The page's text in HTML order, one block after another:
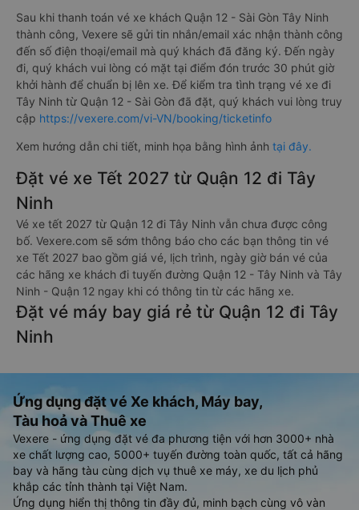
Sau khi thanh toán vé xe khách Quận 12 - Sài Gòn Tây Ninh
thành công, Vexere sẽ gửi tin nhắn/email xác nhận thành công
đến số điện thoại/email mà quý khách đã đăng ký. Đến ngày
đi, quý khách vui lòng có mặt tại điểm đón trước 30 phút giờ
khởi hành để chuẩn bị lên xe. Để kiểm tra tình trạng vé xe đi
Tây Ninh từ Quận 12 - Sài Gòn đã đặt, quý khách vui lòng truy
cập https://vexere.com/vi-VN/booking/ticketinfo
Xem hướng dẫn chi tiết, minh họa bằng hình ảnh tại đây.
Đặt vé xe Tết 2027 từ Quận 12 đi Tây
Ninh
Vé xe tết 2027 từ Quận 12 đi Tây Ninh vẫn chưa được công
bố. Vexere.com sẽ sớm thông báo cho các bạn thông tin vé
xe Tết 2027 bao gồm giá vé, lịch trình, ngày giờ bán vé của
các hãng xe khách đi tuyến đường Quận 12 - Tây Ninh và Tây
Ninh - Quận 12 ngay khi có thông tin từ các hãng xe.
Đặt vé máy bay giá rẻ từ Quận 12 đi Tây
Ninh
Ứng dụng đặt vé Xe khách, Máy bay,
Tàu hoả và Thuê xe
Vexere - ứng dụng đặt vé đa phương tiện với hơn 3000+ nhà
xe chất lượng cao, 5000+ tuyến đường toàn quốc, tất cả hãng
bay và hãng tàu cùng dịch vụ thuê xe máy, xe du lịch phủ
khắp các tỉnh thành tại Việt Nam.
Ứng dụng hiển thị thông tin đầy đủ, minh bạch cùng vô vàn